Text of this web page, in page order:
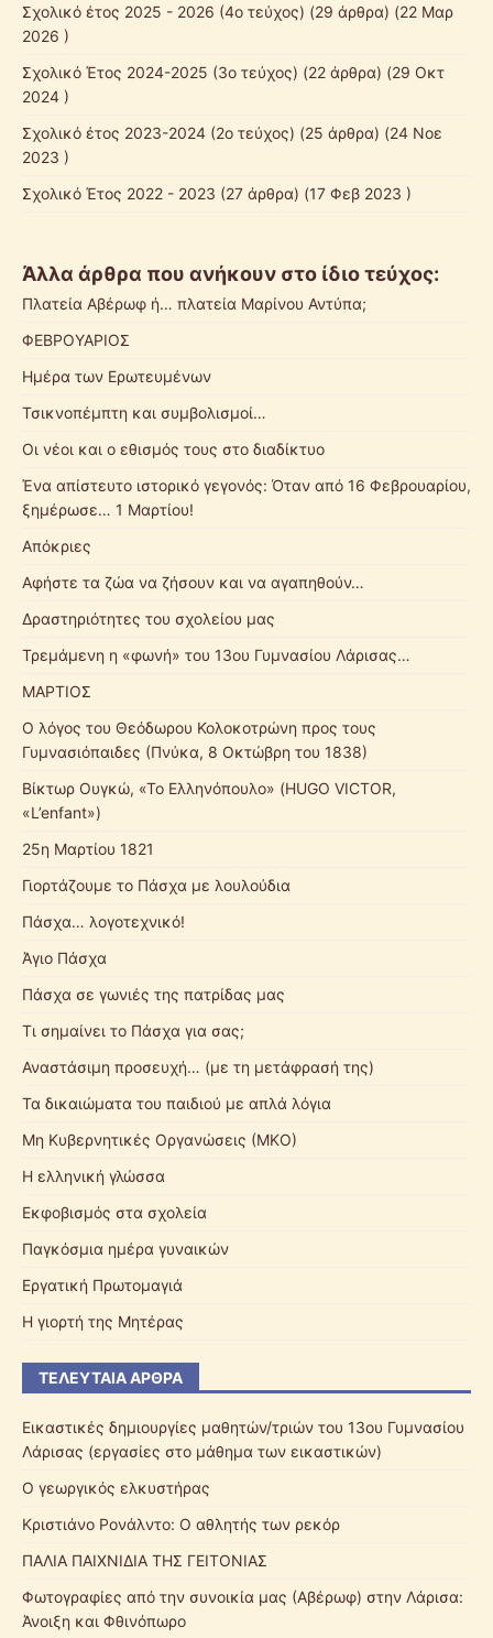
Σχολικό έτος 2025 - 2026 (4ο τεύχος) (29 άρθρα) (22 Μαρ
2026 )
Σχολικό Έτος 2024-2025 (3ο τεύχος) (22 άρθρα) (29 Οκτ
2024 )
Σχολικό έτος 2023-2024 (2ο τεύχος) (25 άρθρα) (24 Νοε
2023 )
Σχολικό Έτος 2022 - 2023 (27 άρθρα) (17 Φεβ 2023 )
Άλλα άρθρα που ανήκουν στο ίδιο τεύχος:
Πλατεία Αβέρωφ ή… πλατεία Μαρίνου Αντύπα;
ΦΕΒΡΟΥΑΡΙΟΣ
Ημέρα των Ερωτευμένων
Τσικνοπέμπτη και συμβολισμοί…
Οι νέοι και ο εθισμός τους στο διαδίκτυο
Ένα απίστευτο ιστορικό γεγονός: Όταν από 16 Φεβρουαρίου,
ξημέρωσε… 1 Μαρτίου!
Απόκριες
Αφήστε τα ζώα να ζήσουν και να αγαπηθούν…
Δραστηριότητες του σχολείου μας
Τρεμάμενη η «φωνή» του 13ου Γυμνασίου Λάρισας…
ΜΑΡΤΙΟΣ
Ο λόγος του Θεόδωρου Κολοκοτρώνη προς τους
Γυμνασιόπαιδες (Πνύκα, 8 Οκτώβρη του 1838)
Βίκτωρ Ουγκώ, «Το Ελληνόπουλο» (HUGO VICTOR,
«L’enfant»)
25η Μαρτίου 1821
Γιορτάζουμε το Πάσχα με λουλούδια
Πάσχα… λογοτεχνικό!
Άγιο Πάσχα
Πάσχα σε γωνιές της πατρίδας μας
Τι σημαίνει το Πάσχα για σας;
Αναστάσιμη προσευχή… (με τη μετάφρασή της)
Τα δικαιώματα του παιδιού με απλά λόγια
Μη Κυβερνητικές Οργανώσεις (ΜΚΟ)
Η ελληνική γλώσσα
Εκφοβισμός στα σχολεία
Παγκόσμια ημέρα γυναικών
Εργατική Πρωτομαγιά
Η γιορτή της Μητέρας
ΤΕΛΕΥΤΑΊΑ ΆΡΘΡΑ
Εικαστικές δημιουργίες μαθητών/τριών του 13ου Γυμνασίου
Λάρισας (εργασίες στο μάθημα των εικαστικών)
Ο γεωργικός ελκυστήρας
Κριστιάνο Ρονάλντο: Ο αθλητής των ρεκόρ
ΠΑΛΙΑ ΠΑΙΧΝΙΔΙΑ ΤΗΣ ΓΕΙΤΟΝΙΑΣ
Φωτογραφίες από την συνοικία μας (Αβέρωφ) στην Λάρισα:
Άνοιξη και Φθινόπωρο